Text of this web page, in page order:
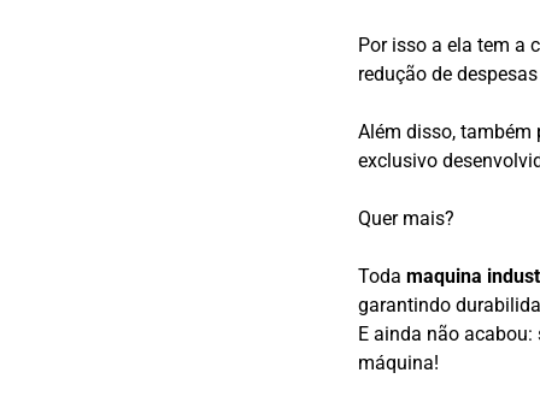
Por isso a ela tem a
redução de
Além disso, também
exclusivo
Quer mais?
Toda maquina
garantindo
E ainda não
máquina!